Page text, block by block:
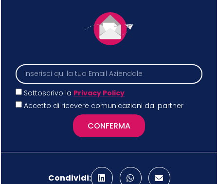
Sottoscrivo la Privacy Policy
Accetto di ricevere comunicazioni dai partner
CONFERMA
Condividi: